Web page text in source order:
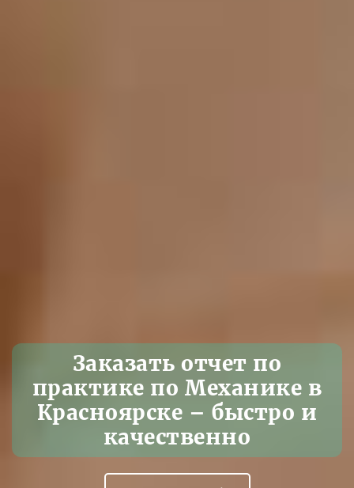
Заказать отчет по
практике по Механике в
Красноярске – быстро и
качественно